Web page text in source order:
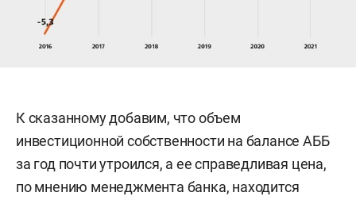
К сказанному добавим, что объем
инвестиционной собственности на балансе АББ
за год почти утроился, а ее справедливая цена,
по мнению менеджмента банка, находится